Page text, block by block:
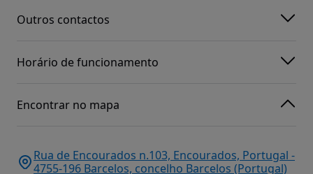
Outros contactos
Horário de funcionamento
Encontrar no mapa
Rua de Encourados n.103, Encourados, Portugal -
4755-196 Barcelos, concelho Barcelos (Portugal)